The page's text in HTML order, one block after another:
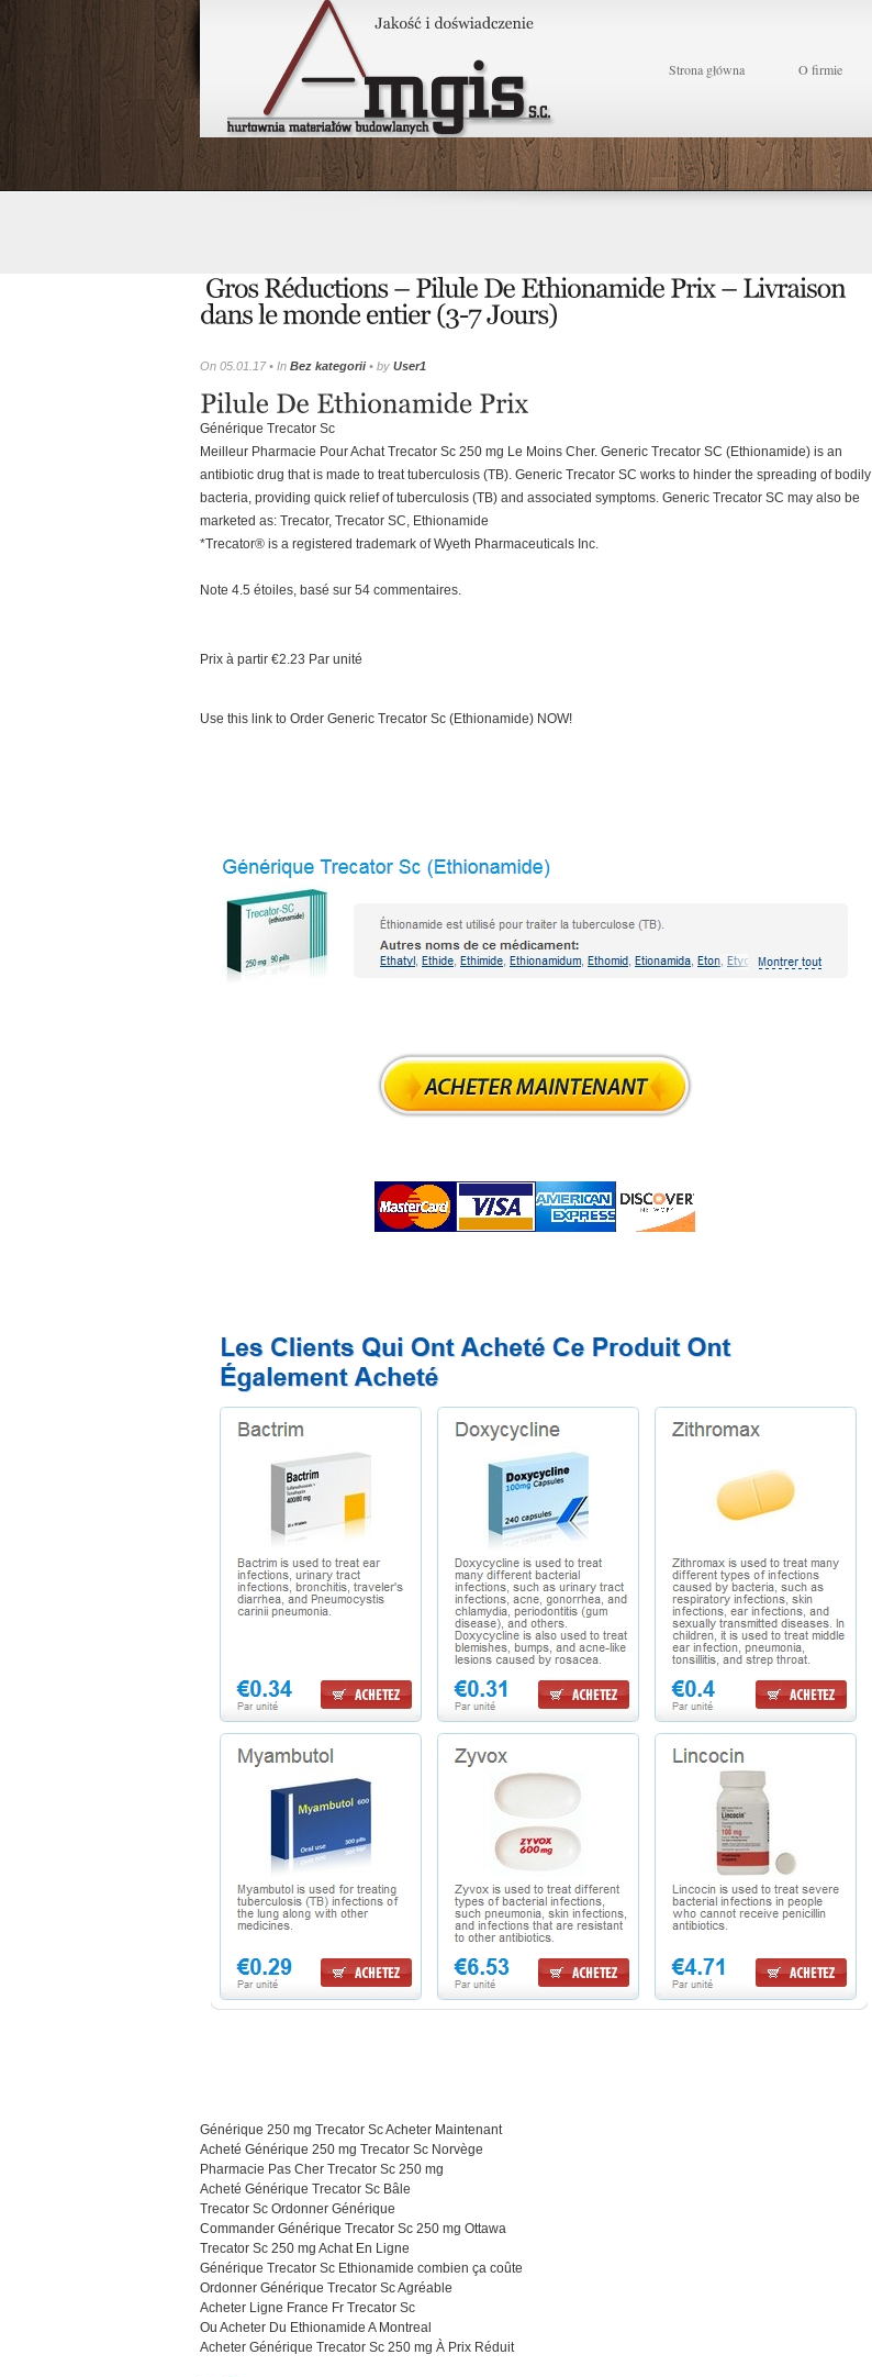
Strona główna O firmie
On 05.01.17 • In Bez kategorii• by User1
Générique Trecator Sc
Meilleur Pharmacie Pour Achat Trecator Sc 250 mg Le Moins Cher. Generic Trecator SC (Ethionamide) is an
antibiotic drug that is made to treat tuberculosis (TB). Generic Trecator SC works to hinder the spreading of bodily
bacteria, providing quick relief of tuberculosis (TB) and associated symptoms. Generic Trecator SC may also be
marketed as: Trecator, Trecator SC, Ethionamide
*Trecator® is a registered trademark of Wyeth Pharmaceuticals Inc.
Note 4.5 étoiles, basé sur 54 commentaires.
Prix à partir €2.23 Par unité
Use this link to Order Generic Trecator Sc (Ethionamide) NOW!
Générique 250 mg Trecator Sc Acheter Maintenant
Acheté Générique 250 mg Trecator Sc Norvège
Pharmacie Pas Cher Trecator Sc 250 mg
Acheté Générique Trecator Sc Bâle
Trecator Sc Ordonner Générique
Commander Générique Trecator Sc 250 mg Ottawa
Trecator Sc 250 mg Achat En Ligne
Générique Trecator Sc Ethionamide combien ça coûte
Ordonner Générique Trecator Sc Agréable
Acheter Ligne France Fr Trecator Sc
Ou Acheter Du Ethionamide A Montreal
Acheter Générique Trecator Sc 250 mg À Prix Réduit